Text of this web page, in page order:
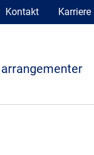
Kontakt Karriere